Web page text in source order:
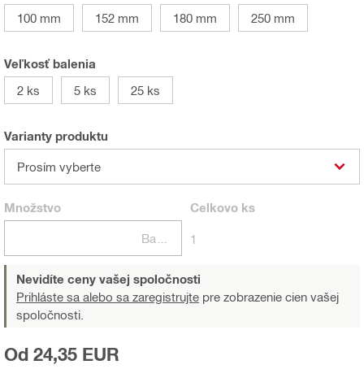
100 mm
152 mm 180 mm 250 mm
Veľkosť balenia
2 ks
5 ks 25 ks
Varianty produktu
Prosím vyberte
Množstvo Celkovo ks
1
Nevidíte ceny vašej spoločnosti
Prihláste sa alebo sa zaregistrujte pre zobrazenie cien vašej
spoločnosti.
Od 24,35 EUR